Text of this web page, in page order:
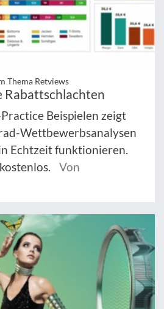
Thema Retviews
Rabattschlachten
Beispielen zeigt
Wettbewerbsanalysen
Echtzeit funktionieren.
Von